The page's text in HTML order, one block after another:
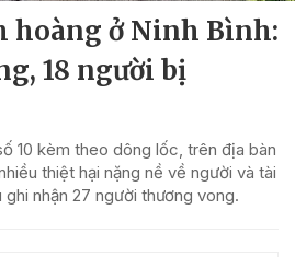
hoàng ở Ninh Bình:
18 người bị
10 kèm theo dông lốc, trên địa bàn
thiệt hại nặng nề về người và tài
nhận 27 người thương vong.